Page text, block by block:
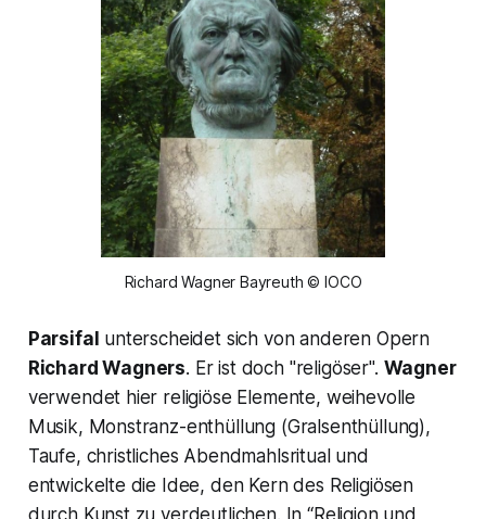
Richard Wagner Bayreuth © IOCO
Parsifal unterscheidet sich von anderen Opern
Richard Wagners. Er ist doch "religöser". Wagner
verwendet hier religiöse Elemente, weihevolle
Musik, Monstranz-enthüllung (Gralsenthüllung),
Taufe, christliches Abendmahlsritual und
entwickelte die Idee, den Kern des Religiösen
durch Kunst zu verdeutlichen. In“Religion und